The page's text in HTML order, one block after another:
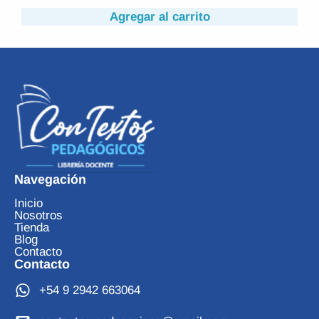
Agregar al carrito
Navegación
Inicio
Nosotros
Tienda
Blog
Contacto
Contacto
+54 9 2942 663064